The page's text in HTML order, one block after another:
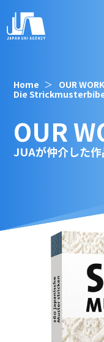
Home
OUR
Die
OUR
JUAが仲介した